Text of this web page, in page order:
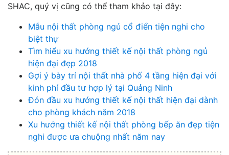
SHAC, quý vị cũng có thể tham khảo tại đây:
Mẫu nội thất phòng ngủ cổ điển tiện nghi cho
biệt thự
Tìm hiểu xu hướng thiết kế nội thất phòng ngủ
hiện đại đẹp 2018
Gợi ý bày trí nội thất nhà phố 4 tầng hiện đại với
kinh phí đầu tư hợp lý tại Quảng Ninh
Đón đầu xu hướng thiết kế nội thất hiện đại dành
cho phòng khách năm 2018
Xu hướng thiết kế nội thất phòng bếp ăn đẹp tiện
nghi được ưa chuộng nhất năm nay